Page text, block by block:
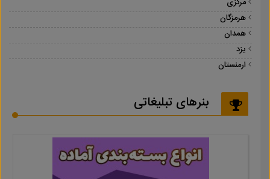
هرمزگان
همدان
یزد
ارمنستان
بنرهای تبلیغاتی